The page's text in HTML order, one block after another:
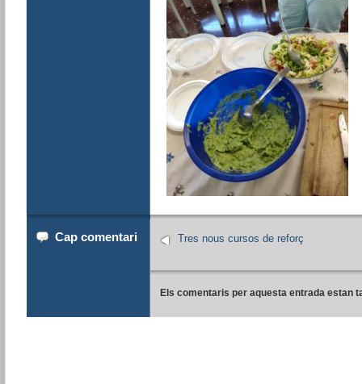
Cap comentari Tres nous cursos de reforç
Els comentaris per aquesta entrada estan